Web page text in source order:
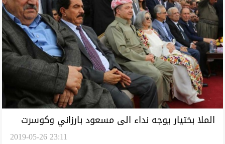
الملا بختيار يوجه نداء الى مسعود بارزاني وكوسرت
2019-05-26 23:11